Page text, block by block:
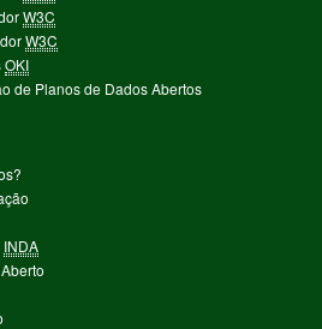
W3C
W3C
OKI
de Planos de Dados Abertos
INDA